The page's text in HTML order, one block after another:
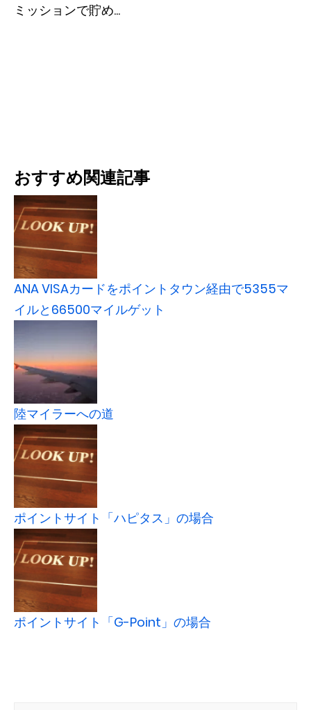
ミッションで貯め...
おすすめ関連記事
ANA VISAカードをポイントタウン経由で5355マ
イルと66500マイルゲット
陸マイラーへの道
ポイントサイト「ハピタス」の場合
ポイントサイト「G-Point」の場合